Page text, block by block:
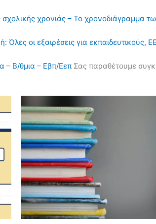
χρονιάς – Το χρονοδιάγραμμα
Όλες οι εξαιρέσεις για εκπαιδευτικούς,
– Β/θμια – Εβπ/Εεπ Σας παραθέτουμε